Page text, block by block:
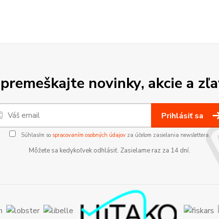
novinky, akcie a
Prihlásiť sa
Súhlasím so spracovaním osobných údajovza účelom zasielania newslettera.
Môžete sa kedykoľvek odhlásiť. Zasielame raz za 14 dní.